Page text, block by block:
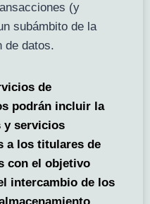
(y
subámbito de la
de datos.
de
podrán incluir la
y servicios
a los titulares de
con el objetivo
intercambio de los